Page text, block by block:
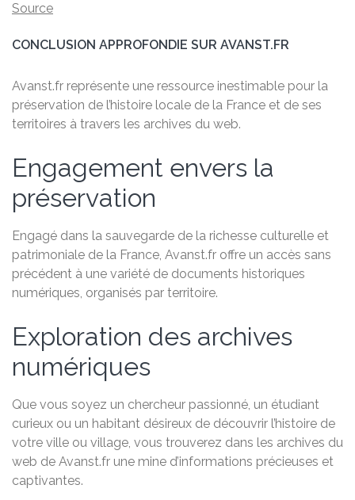
Source
CONCLUSION APPROFONDIE SUR AVANST.FR
Avanst.fr représente une ressource inestimable pour la
préservation de l’histoire locale de la France et de ses
territoires à travers les archives du web.
Engagement envers la
préservation
Engagé dans la sauvegarde de la richesse culturelle et
patrimoniale de la France, Avanst.fr offre un accès sans
précédent à une variété de documents historiques
numériques, organisés par territoire.
Exploration des archives
numériques
Que vous soyez un chercheur passionné, un étudiant
curieux ou un habitant désireux de découvrir l’histoire de
votre ville ou village, vous trouverez dans les archives du
web de Avanst.fr une mine d’informations précieuses et
captivantes.